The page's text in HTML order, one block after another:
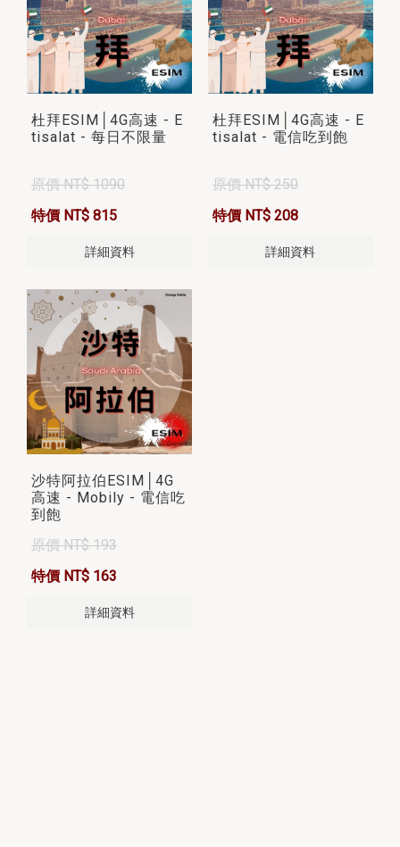
杜拜ESIM│4G高速 - E
tisalat - 每日不限量
原價 NT$ 1090
特價 NT$ 815
詳細資料
杜拜ESIM│4G高速 - E
tisalat - 電信吃到飽
原價 NT$ 250
特價 NT$ 208
詳細資料
沙特阿拉伯ESIM│4G
高速 - Mobily - 電信吃
到飽
原價 NT$ 193
特價 NT$ 163
詳細資料